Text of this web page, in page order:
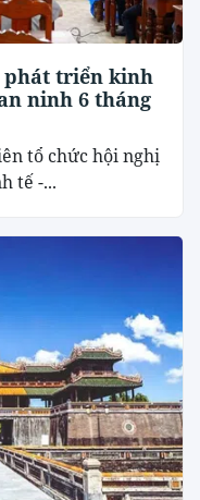
phát triển kinh
ninh 6 tháng
tổ chức hội nghị
tế -...